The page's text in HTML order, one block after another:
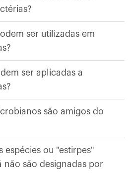
ser utilizadas em
ser aplicadas a
são amigos do
espécies ou "estirpes"
não são designadas por